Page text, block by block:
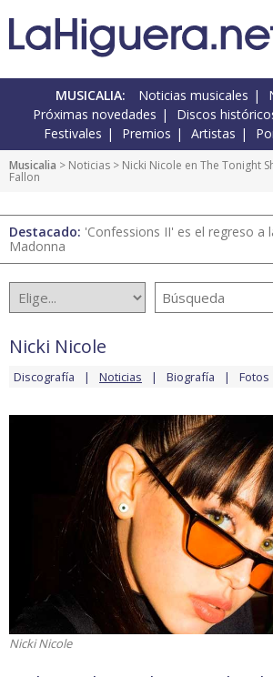
MUSICALIA: Noticias musicales
Próximas novedades
Discos
Festivales
Premios Artistas
Musicalia > Noticias > Nicki Nicole en The Tonight
Fallon
Destacado: 'Confessions II' es el regreso a
Madonna
Nicki Nicole
Discografía Noticias Biografía Fotos
Nicki Nicole